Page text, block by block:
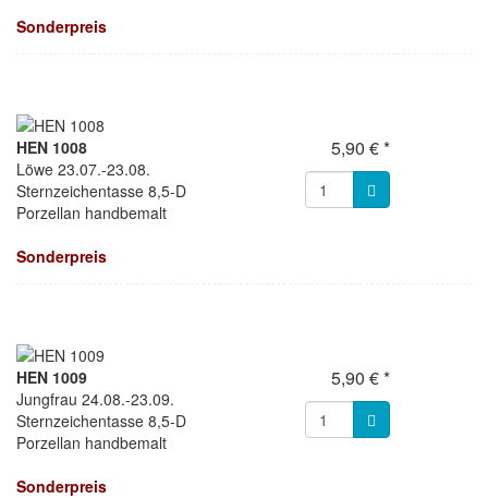
Sonderpreis
HEN 1008
Löwe 23.07.-23.08.
Sternzeichentasse 8,5-D
Porzellan handbemalt
Sonderpreis
5,90 € *
HEN 1009
Jungfrau 24.08.-23.09.
Sternzeichentasse 8,5-D
Porzellan handbemalt
Sonderpreis
5,90 € *